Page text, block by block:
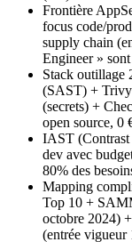
Frontière
focus code/
supply chain
Engineer »
Stack outillage
(SAST) +
(secrets) +
open source, 0
IAST (Contrast
dev avec
80% des
Mapping
Top 10 +
octobre 2024)
(entrée vigueur